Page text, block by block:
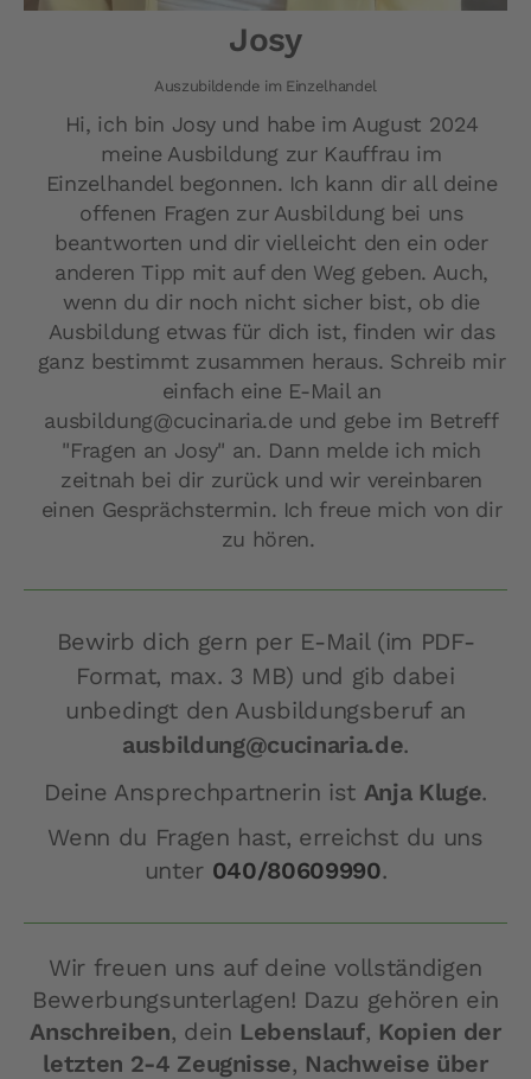
Josy
Auszubildende im Einzelhandel
Hi, ich bin Josy und habe im August 2024
meine Ausbildung zur Kauffrau im
Einzelhandel begonnen. Ich kann dir all deine
offenen Fragen zur Ausbildung bei uns
beantworten und dir vielleicht den ein oder
anderen Tipp mit auf den Weg geben. Auch,
wenn du dir noch nicht sicher bist, ob die
Ausbildung etwas für dich ist, finden wir das
ganz bestimmt zusammen heraus. Schreib mir
einfach eine E-Mail an
ausbildung@cucinaria.de und gebe im Betreff
"Fragen an Josy" an. Dann melde ich mich
zeitnah bei dir zurück und wir vereinbaren
einen Gesprächstermin. Ich freue mich von dir
zu hören.
Bewirb dich gern per E-Mail (im PDF-
Format, max. 3 MB) und gib dabei
unbedingt den Ausbildungsberuf an
ausbildung@cucinaria.de.
Deine Ansprechpartnerin ist Anja Kluge.
Wenn du Fragen hast, erreichst du uns
unter 040/80609990.
Wir freuen uns auf deine vollständigen
Bewerbungsunterlagen! Dazu gehören ein
Anschreiben, dein Lebenslauf, Kopien der
letzten 2-4 Zeugnisse, Nachweise über